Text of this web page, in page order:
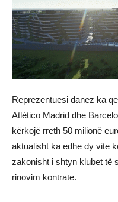
Reprezentuesi danez ka
Atlético Madrid dhe
kërkojë rreth 50 milionë
aktualisht ka edhe dy vite
zakonisht i shtyn klubet të
rinovim kontrate.